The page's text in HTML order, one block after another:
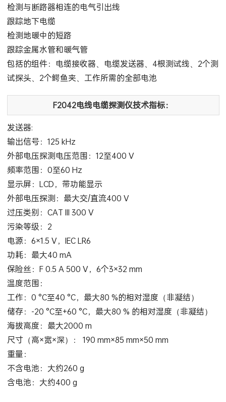
检测与断路器相连的电气引出线
跟踪地下电缆
检测地暖中的短路
跟踪金属水管和暖气管
包括的组件：电缆接收器、电缆发送器、4根测试线、2个测
试探头、2个鳄鱼夹、工作所需的全部电池
F2042电线电缆探测仪技术指标：
发送器:
输出信号：125 kHz
外部电压探测电压范围：12至400 V
频率范围：0至60 Hz
显示屏：LCD，带功能显示
外部电压探测：最大交/直流400 V
过压类别：CAT III 300 V
污染等级：2
电源：6×1.5 V，IEC LR6
功耗：最大40 mA
保险丝：F 0.5 A 500 V，6个3×32 mm
温度范围：
工作：0 °C至40 °C，最大80 %的相对湿度（非凝结）
储存：-20 °C至+60 °C，最大80 % 的相对湿度（非凝结）
海拔高度：最大2000 m
尺寸（高×宽×深）： 190 mm×85 mm×50 mm
重量：
不含电池：大约260 g
含电池：大约400 g